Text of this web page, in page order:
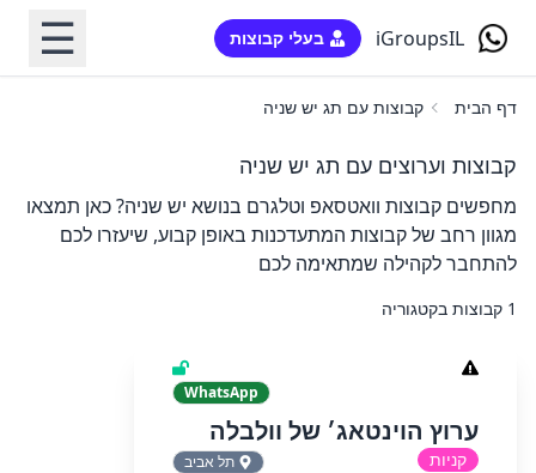
iGroupsIL בעלי קבוצות ☰
דף הבית קבוצות עם תג יש שניה
קבוצות וערוצים עם תג יש שניה
מחפשים קבוצות וואטסאפ וטלגרם בנושא יש שניה? כאן תמצאו
מגוון רחב של קבוצות המתעדכנות באופן קבוע, שיעזרו לכם
להתחבר לקהילה שמתאימה לכם
1 קבוצות בקטגוריה
WhatsApp
ערוץ הוינטאג׳ של וולבלה
קניות תל אביב